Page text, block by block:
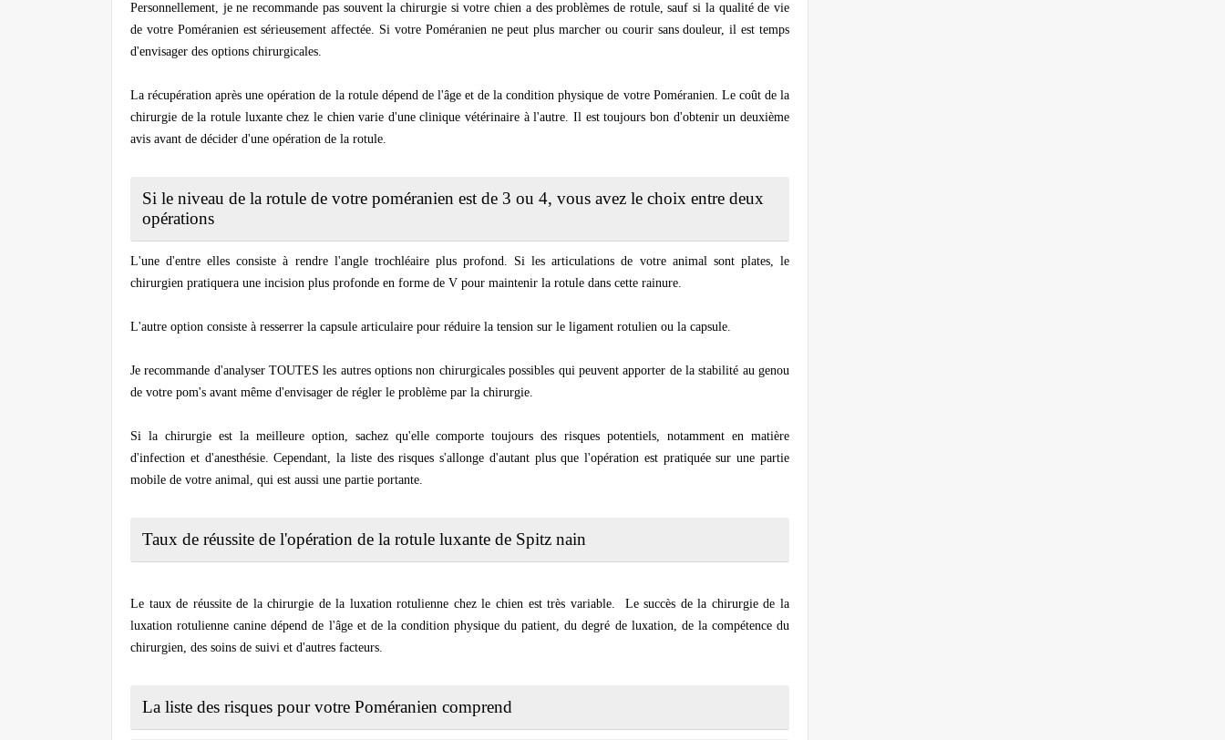
Personnellement, je ne recommande pas souvent la chirurgie si votre chien a des problèmes de rotule, sauf si la qualité de vie
de votre Poméranien est sérieusement affectée. Si votre Poméranien ne peut plus marcher ou courir sans douleur, il est temps
d'envisager des options chirurgicales.
La récupération après une opération de la rotule dépend de l'âge et de la condition physique de votre Poméranien. Le coût de la
chirurgie de la rotule luxante chez le chien varie d'une clinique vétérinaire à l'autre. Il est toujours bon d'obtenir un deuxième
avis avant de décider d'une opération de la rotule.
Si le niveau de la rotule de votre poméranien est de 3 ou 4, vous avez le choix entre deux
opérations
L'une d'entre elles consiste à rendre l'angle trochléaire plus profond. Si les articulations de votre animal sont plates, le
chirurgien pratiquera une incision plus profonde en forme de V pour maintenir la rotule dans cette rainure.
L'autre option consiste à resserrer la capsule articulaire pour réduire la tension sur le ligament rotulien ou la capsule.
Je recommande d'analyser TOUTES les autres options non chirurgicales possibles qui peuvent apporter de la stabilité au genou
de votre pom's avant même d'envisager de régler le problème par la chirurgie.
Si la chirurgie est la meilleure option, sachez qu'elle comporte toujours des risques potentiels, notamment en matière
d'infection et d'anesthésie. Cependant, la liste des risques s'allonge d'autant plus que l'opération est pratiquée sur une partie
mobile de votre animal, qui est aussi une partie portante.
Taux de réussite de l'opération de la rotule luxante de Spitz nain
Le taux de réussite de la chirurgie de la luxation rotulienne chez le chien est très variable. Le succès de la chirurgie de la
luxation rotulienne canine dépend de l'âge et de la condition physique du patient, du degré de luxation, de la compétence du
chirurgien, des soins de suivi et d'autres facteurs.
La liste des risques pour votre Poméranien comprend